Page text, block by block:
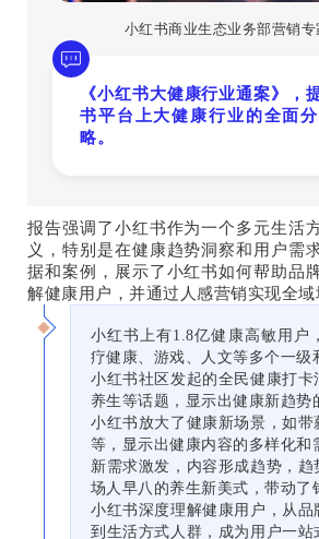
小红书商业生态业务部营销
《小红书大健康行业通案》，
书平台上大健康行业的全面
略。
报告强调了小红书作为一个多元生活
义，特别是在健康趋势洞察和用户需
据和案例，展示了小红书如何帮助品
解健康用户，并通过人感营销实现全域
小红书上有1.8亿健康高敏用户
疗健康、游戏、人文等多个一级
小红书社区发起的全民健康打卡
养生等话题，显示出健康新趋势
小红书放大了健康新场景，如
等，显示出健康内容的多样化和
新需求激发，内容形成趋势，
场人早八的养生新美式，带动了
小红书深度理解健康用户，从
到生活方式人群，成为用户一